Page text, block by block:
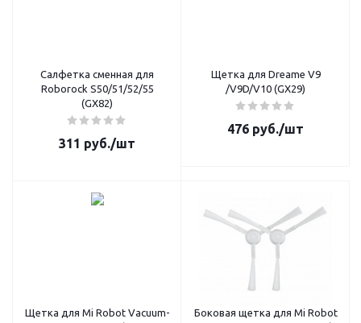
Салфетка сменная для
Roborock S50/51/52/55
(GX82)
311 руб./шт
Щетка для Dreame V9
/V9D/V10 (GX29)
476 руб./шт
Щетка для Mi Robot Vacuum-
Боковая щетка для Mi Robot